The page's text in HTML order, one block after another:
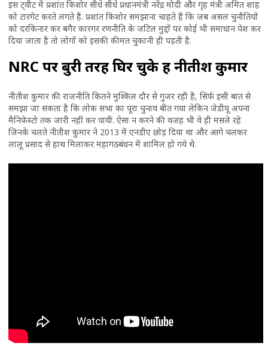
इस ट्वीट में प्रशांत किशोर सीधे सीधे प्रधानमंत्री नरेंद्र मोदी और गृह मंत्री अमित शाह
को टारगेट करते लगते हैं. प्रशांत किशोर समझाना चाहते हैं कि जब असल चुनौतियों
को दरकिनार कर बगैर कारगर रणनीति के जटिल मुद्दों पर कोई भी समाधान पेश कर
दिया जाता है तो लोगों को इसकी कीमत चुकानी ही पड़ती है.
NRC पर बुरी तरह घिर चुके हैं नीतीश कुमार
नीतीश कुमार की राजनीति कितने मुश्किल दौर से गुजर रही है, सिर्फ इसी बात से
समझा जा सकता है कि लोक सभा का पूरा चुनाव बीत गया लेकिन जेडीयू अपना
मैनिफेस्टो तक जारी नहीं कर पायी. ऐसा न करने की वजह भी वे ही मसले रहे
जिनके चलते नीतीश कुमार ने 2013 में एनडीए छोड़ दिया था और आगे चलकर
लालू प्रसाद से हाथ मिलाकर महागठबंधन में शामिल हो गये थे.